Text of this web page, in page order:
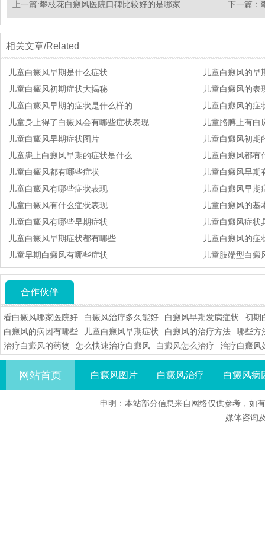
上一篇:攀枝花白癜风医院口碑比较好的是哪家 下一篇：
相关文章/Related
儿童白癜风早期是什么症状
儿童白癜风的早
儿童白癜风初期症状大揭秘
儿童白癜风的表
儿童白癜风早期的症状是什么样的
儿童白癜风的症
儿童身上得了白癜风会有哪些症状表现
儿童胳膊上有白
儿童白癜风早期症状图片
儿童白癜风初期
儿童患上白癜风早期的症状是什么
儿童白癜风都有
儿童白癜风都有哪些症状
儿童白癜风早期
儿童白癜风有哪些症状表现
儿童白癜风早期
儿童白癜风有什么症状表现
儿童白癜风的基
儿童白癜风有哪些早期症状
儿童白癜风症状
儿童白癜风早期症状都有哪些
儿童白癜风的症
儿童早期白癜风有哪些症状
儿童肢端型白癜
合作伙伴
看白癜风哪家医院好 白癜风治疗多久能好 白癜风早期发病症状
初期
白癜风的病因有哪些
儿童白癜风早期症状 白癜风的治疗方法
哪些方
治疗白癜风的药物
怎么快速治疗白癜风 白癜风怎么治疗 治疗白癜风
网站首页 白癜风图片 白癜风治疗 白癜风病
申明：本站部分信息来自网络仅供参考，如
媒体咨询